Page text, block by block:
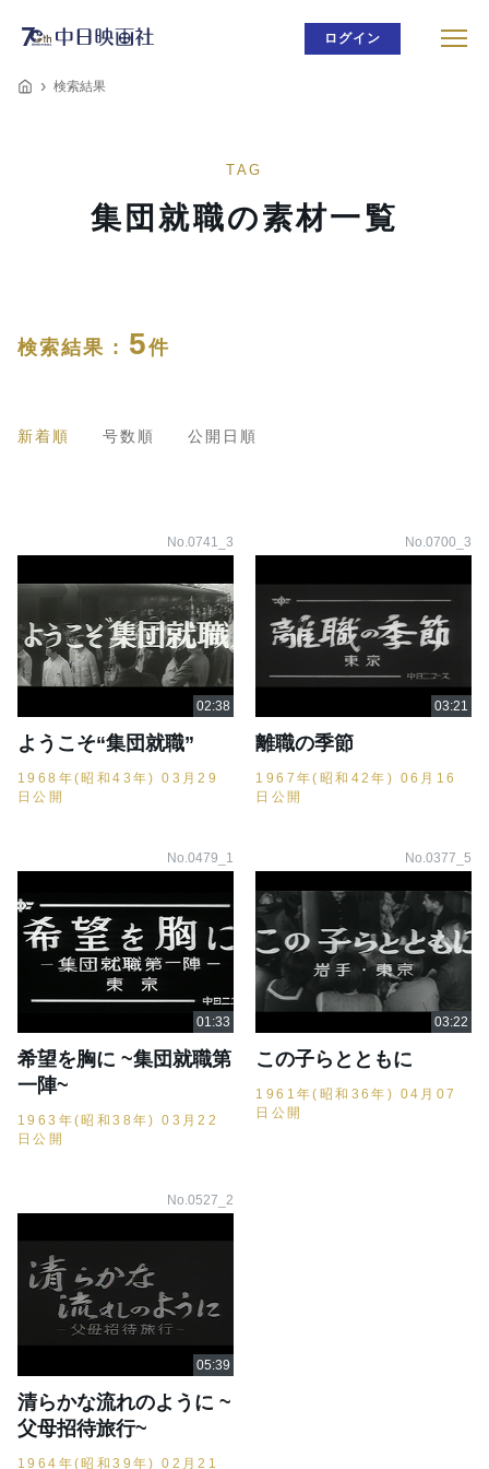
ログイン
検索結果
TAG
集団就職の素材一覧
検索結果 : 5件
新着順 号数順 公開日順
No.0741_3
ようこそ“集団就職”
1968年(昭和43年) 03月29
日公開
No.0700_3
離職の季節
1967年(昭和42年) 06月16
日公開
No.0479_1
希望を胸に ~集団就職第
一陣~
1963年(昭和38年) 03月22
日公開
No.0377_5
この子らとともに
1961年(昭和36年) 04月07
日公開
No.0527_2
清らかな流れのように ~
父母招待旅行~
1964年(昭和39年) 02月21